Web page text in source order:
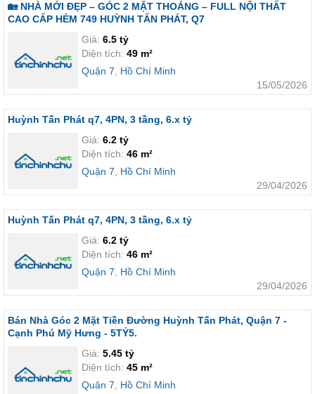
🏡 NHÀ MỚI ĐẸP – GÓC 2 MẶT THOÁNG – FULL NỘI THẤT
CAO CẤP HẺM 749 HUỲNH TẤN PHÁT, Q7
Giá: 6.5 tỷ
Diện tích: 49 m²
Quận 7
Hồ Chí Minh
15/05/2026
Huỳnh Tấn Phát q7, 4PN, 3 tầng, 6.x tỷ
Giá: 6.2 tỷ
Diện tích: 46 m²
Quận 7
Hồ Chí Minh
29/04/2026
Huỳnh Tấn Phát q7, 4PN, 3 tầng, 6.x tỷ
Giá: 6.2 tỷ
Diện tích: 46 m²
Quận 7
Hồ Chí Minh
29/04/2026
Bán Nhà Góc 2 Mặt Tiền Đường Huỳnh Tấn Phát, Quận 7 -
Cạnh Phú Mỹ Hưng - 5TỶ5.
Giá: 5.45 tỷ
Diện tích: 45 m²
Quận 7
Hồ Chí Minh